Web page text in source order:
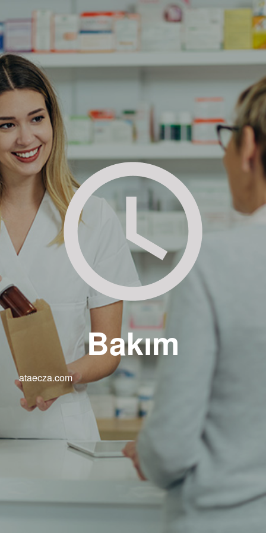
Bakım
ataecza.com